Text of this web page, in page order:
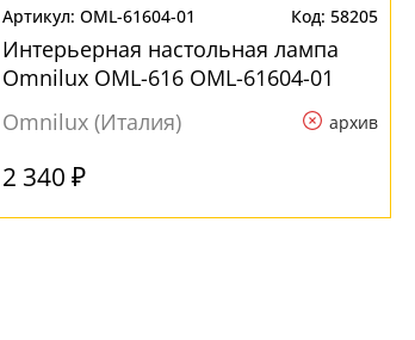
OML-61604-01 58205
Интерьерная настольная лампа
Omnilux OML-616 OML-61604-01
Omnilux (Италия)
архив
2 340 ₽